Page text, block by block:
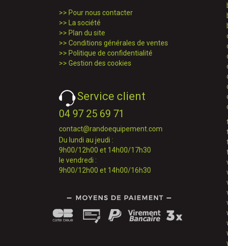
>> Pour nous contacter
>>
La société
>> Plan du site
>> Conditions générales de ventes
>> Politique de confidentialité
>> Gestion des cookies
Service client
04 97 25 69 71
contact@randoequipement.com
Du lundi au jeudi :
9h00/12h00 et 14h00/17h30
le vendredi :
9h00/12h00 et 14h00/16h30